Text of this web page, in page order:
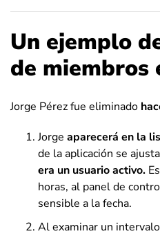
Un ejemplo
de miembros
Jorge Pérez fue eliminado
Jorge aparecerá en la
de la aplicación se
era un usuario activo.
horas, al panel de
sensible a la fecha.
Al examinar un